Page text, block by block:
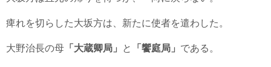
痺れを切らした大坂方は、新たに使者を遣わした。
大野治長の母 「大蔵卿局」 と 「饗庭局」 である。